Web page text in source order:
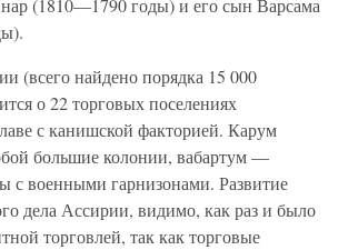
(1810—1790 годы) и его сын Варсама
(всего найдено порядка 15 000
о 22 торговых поселениях
с канишской факторией. Карум
большие колонии, вабартум —
с военными гарнизонами. Развитие
дела Ассирии, видимо, как раз и было
торговлей, так как торговые